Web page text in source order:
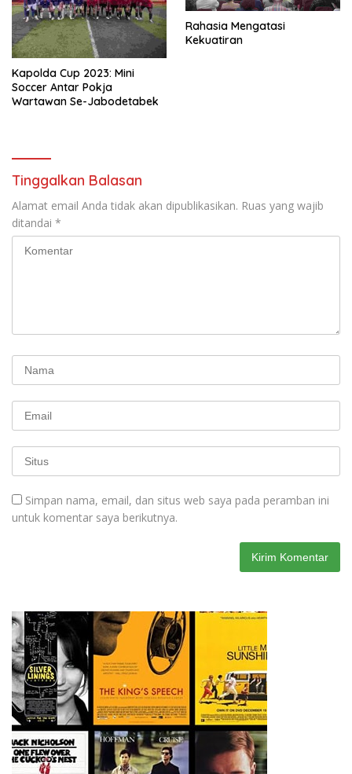
Kapolda Cup 2023: Mini
Soccer Antar Pokja
Wartawan Se-Jabodetabek
Rahasia Mengatasi
Kekuatiran
Tinggalkan Balasan
Alamat email Anda tidak akan dipublikasikan. Ruas yang wajib
ditandai *
Simpan nama, email, dan situs web saya pada peramban ini
untuk komentar saya berikutnya.